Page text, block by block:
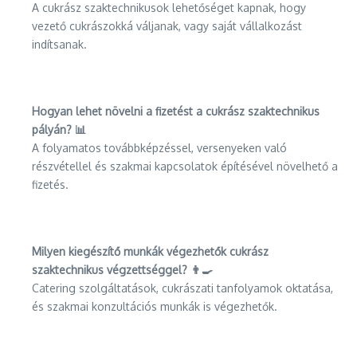
A cukrász szaktechnikusok lehetőséget kapnak, hogy
vezető cukrászokká váljanak, vagy saját vállalkozást
indítsanak.
Hogyan lehet növelni a fizetést a cukrász szaktechnikus
pályán? 📊
A folyamatos továbbképzéssel, versenyeken való
részvétellel és szakmai kapcsolatok építésével növelhető a
fizetés.
Milyen kiegészítő munkák végezhetők cukrász
szaktechnikus végzettséggel? 👨‍🍳
Catering szolgáltatások, cukrászati tanfolyamok oktatása,
és szakmai konzultációs munkák is végezhetők.